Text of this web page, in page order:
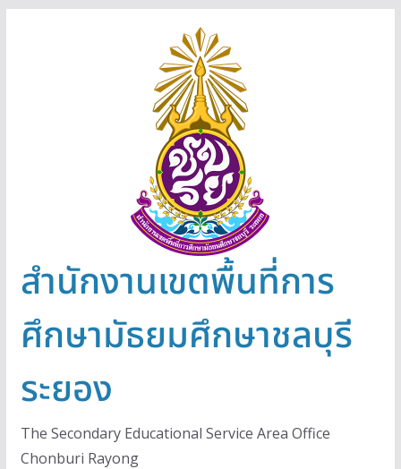
สำนักงานเขตพื้นที่การ
ศึกษามัธยมศึกษาชลบุรี
ระยอง
The Secondary Educational Service Area Office
Chonburi Rayong